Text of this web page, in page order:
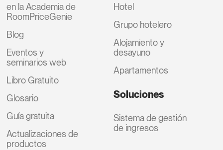
en la Academia de
RoomPriceGenie
Blog
Eventos y
seminarios web
Libro Gratuito
Glosario
Guía gratuita
Actualizaciones de
productos
Hotel
Grupo hotelero
Alojamiento y
desayuno
Apartamentos
Soluciones
Sistema de gestión
de ingresos